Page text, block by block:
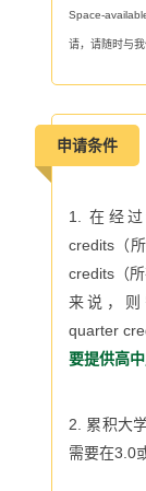
Space-
请，请随时与我
申请条件
1. 在经
credits （
credits （
来说，则
quarter
要提供高
2. 累积大
需要在3.0